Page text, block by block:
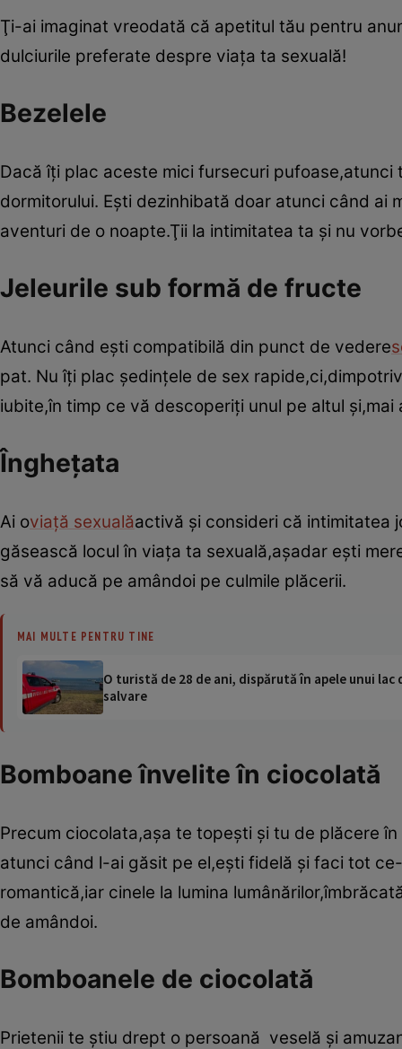
Ţi-ai imaginat vreodată că apetitul tău pentru
dulciurile preferate despre viaţa ta sexuală!
Bezelele
Dacă îţi plac aceste mici fursecuri
dormitorului. Eşti dezinhibată doar atunci când ai
aventuri de o noapte.Ţii la intimitatea ta şi nu
Jeleurile sub formă de fructe
Atunci când eşti compatibilă din punct de vedere
pat. Nu îţi plac şedinţele de sex
iubite,în timp ce vă descoperiţi unul pe altul
Îngheţata
Ai oviaţă sexualăactivă şi consideri că intimitatea
găsească locul în viaţa ta sexuală,aşadar eşti
să vă aducă pe amândoi pe culmile plăcerii.
MAI MULTE PENTRU TINE
O turistă de 28 de ani, dispărută în apele unui
salvare
Bomboane învelite în ciocolată
Precum ciocolata,aşa te topeşti şi tu de plăcere
atunci când l-ai găsit pe el,eşti fidelă şi faci tot
romantică,iar cinele la lumina
de amândoi.
Bomboanele de ciocolată
Prietenii te ştiu drept o persoană veselă şi